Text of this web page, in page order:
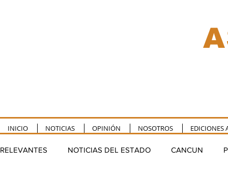
INICIO NOTICIAS OPINIÓN NOSOTROS EDICIONES
RELEVANTES NOTICIAS DEL ESTADO CANCUN